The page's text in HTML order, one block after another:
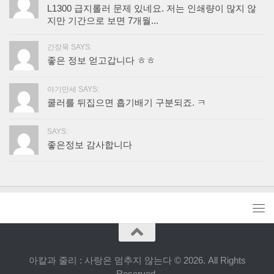
L1300 급지롤러 문제 있네요. 저는 인쇄량이 많지 않
지만 기간으로 보면 7개월...
간장묵 SAYS:
좋은 정보 얻고갑니다 ㅎㅎ
아기만세 SAYS:
쿨러를 뒤집으면 흡기배기 구분되죠. ㅋ
SAYS:
좋은정보 감사합니다
아칼과 줄리 : 사랑은 멈추지 않는다 © 2026. All Rights